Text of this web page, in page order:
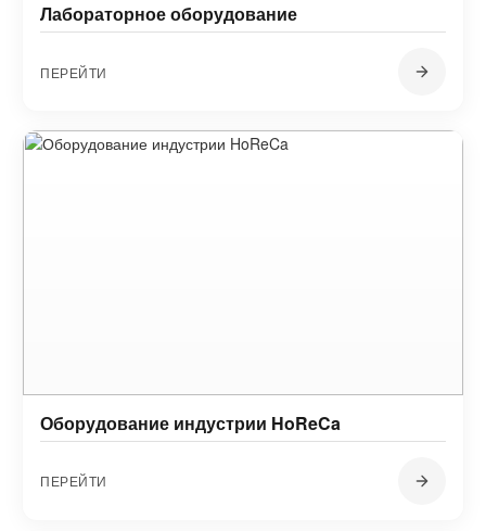
Лабораторное оборудование
ПЕРЕЙТИ
Оборудование индустрии HoReCa
ПЕРЕЙТИ